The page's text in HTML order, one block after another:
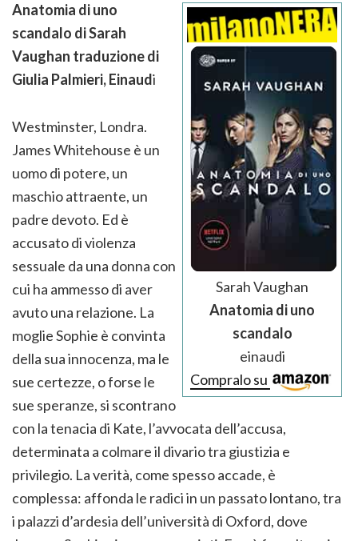
Sarah Vaughan
Anatomia di uno
scandalo
einaudi
Compralo su
Anatomia di uno
scandalo di Sarah
Vaughan traduzione di
Giulia Palmieri, Einaudi
Westminster, Londra.
James Whitehouse è un
uomo di potere, un
maschio attraente, un
padre devoto. Ed è
accusato di violenza
sessuale da una donna con
cui ha ammesso di aver
avuto una relazione. La
moglie Sophie è convinta
della sua innocenza, ma le
sue certezze, o forse le
sue speranze, si scontrano
con la tenacia di Kate, l’avvocata dell’accusa,
determinata a colmare il divario tra giustizia e
privilegio. La verità, come spesso accade, è
complessa: affonda le radici in un passato lontano, tra
i palazzi d’ardesia dell’università di Oxford, dove